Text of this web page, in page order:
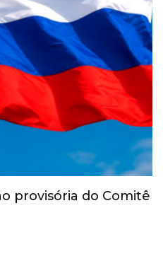
provisória do Comitê